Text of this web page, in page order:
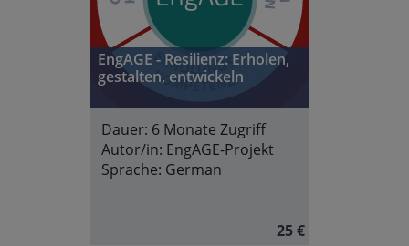
EngAGE - Resilienz: Erholen,
gestalten, entwickeln
Dauer: 6 Monate Zugriff
Autor/in: EngAGE-Projekt
Sprache: German
25 €